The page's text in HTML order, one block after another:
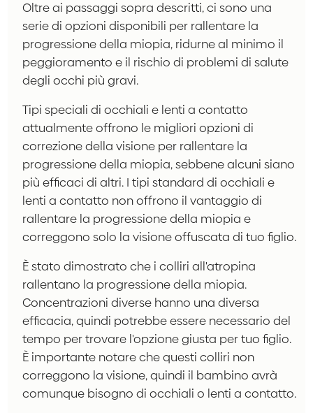
Oltre ai passaggi sopra descritti, ci sono una
serie di opzioni disponibili per rallentare la
progressione della miopia, ridurne al minimo il
peggioramento e il rischio di problemi di salute
degli occhi più gravi.
Tipi speciali di occhiali e lenti a contatto
attualmente offrono le migliori opzioni di
correzione della visione per rallentare la
progressione della miopia, sebbene alcuni siano
più efficaci di altri. I tipi standard di occhiali e
lenti a contatto non offrono il vantaggio di
rallentare la progressione della miopia e
correggono solo la visione offuscata di tuo figlio.
È stato dimostrato che i colliri all'atropina
rallentano la progressione della miopia.
Concentrazioni diverse hanno una diversa
efficacia, quindi potrebbe essere necessario del
tempo per trovare l'opzione giusta per tuo figlio.
È importante notare che questi colliri non
correggono la visione, quindi il bambino avrà
comunque bisogno di occhiali o lenti a contatto.